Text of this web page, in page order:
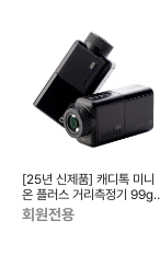
소재지
[25년 신제품] 캐디톡 미니
온 플러스 거리측정기 99g
초경량 삼각측정 레이저
회원전용